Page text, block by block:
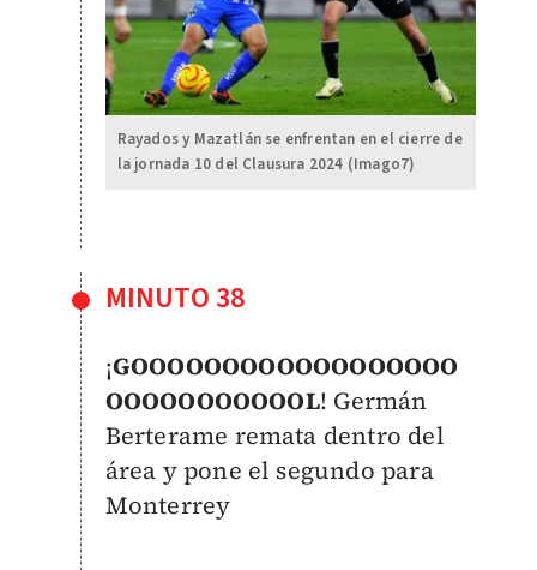
Rayados y Mazatlán se enfrentan en el cierre de
la jornada 10 del Clausura 2024 (Imago7)
MINUTO 38
¡GOOOOOOOOOOOOOOOOOO
OOOOOOOOOOOL! Germán
Berterame remata dentro del
área y pone el segundo para
Monterrey